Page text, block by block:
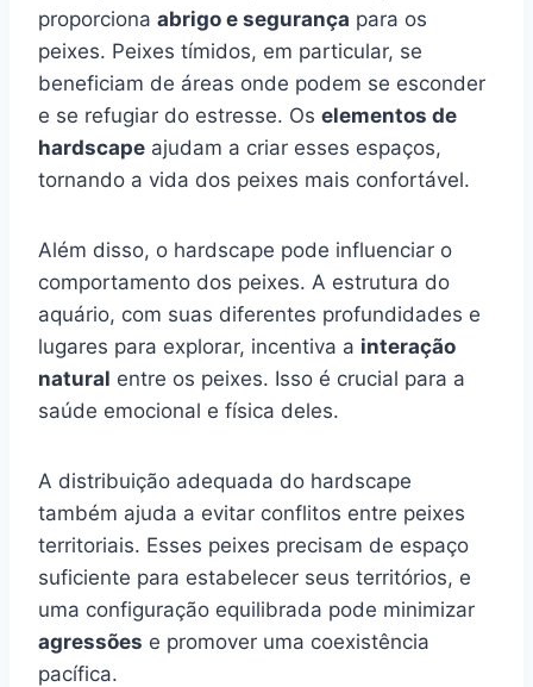
proporciona abrigo e segurança para os
peixes. Peixes tímidos, em particular, se
beneficiam de áreas onde podem se esconder
e se refugiar do estresse. Os elementos de
hardscape ajudam a criar esses espaços,
tornando a vida dos peixes mais confortável.
Além disso, o hardscape pode influenciar o
comportamento dos peixes. A estrutura do
aquário, com suas diferentes profundidades e
lugares para explorar, incentiva a interação
natural entre os peixes. Isso é crucial para a
saúde emocional e física deles.
A distribuição adequada do hardscape
também ajuda a evitar conflitos entre peixes
territoriais. Esses peixes precisam de espaço
suficiente para estabelecer seus territórios, e
uma configuração equilibrada pode minimizar
agressões e promover uma coexistência
pacífica.